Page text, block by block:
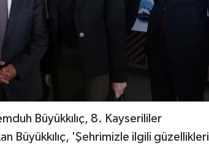
Büyükkılıç, 8. Kayserililer
Büyükkılıç, 'Şehrimizle ilgili güzellikleri